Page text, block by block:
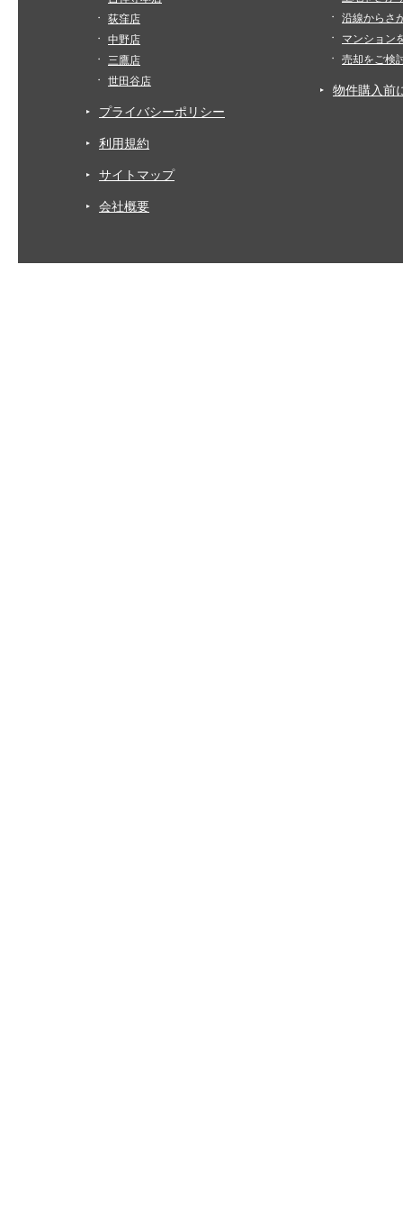
荻窪店
中野店
三鷹店
世田谷店
プライバシーポリシー
利用規約
サイトマップ
会社概要
沿線からさ
マンション
売却をご検
物件購入前